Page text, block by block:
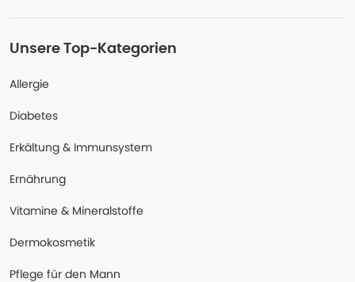
Unsere Top-Kategorien
Allergie
Diabetes
Erkältung & Immunsystem
Ernährung
Vitamine & Mineralstoffe
Dermokosmetik
Pflege für den Mann